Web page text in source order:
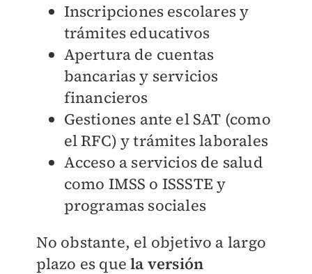
Inscripciones escolares y
trámites educativos
Apertura de cuentas
bancarias y servicios
financieros
Gestiones ante el SAT (como
el RFC) y trámites laborales
Acceso a servicios de salud
como IMSS o ISSSTE y
programas sociales
No obstante, el objetivo a largo
plazo es quela versión